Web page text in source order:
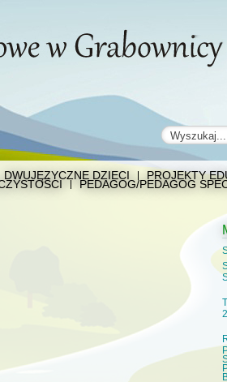
DWUJĘZYCZNE DZIECI PROJEKTY
PEDAGOG/PEDAGOG